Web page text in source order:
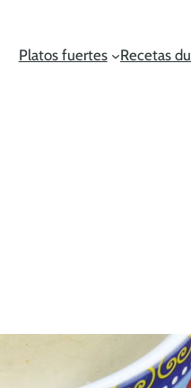
Platos fuertes Recetas